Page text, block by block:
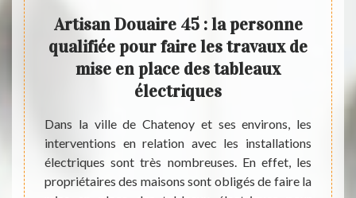
les
qui
Artisan Douaire 45 : la personne
qualifiée pour faire les travaux de
mise en place des tableaux
électriques
Dans la ville de Chatenoy et ses environs, les
interventions en relation avec les installations
électriques sont très nombreuses. En effet, les
propriétaires des maisons sont obligés de faire la
Au
pour
êtes
une